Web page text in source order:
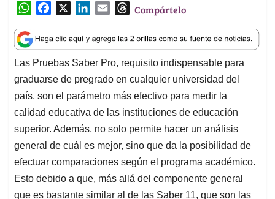
W
a
t
s
A
p
p
c
e
b
o
o
k
n
k
e
d
I
n
a
i
l
T
r
e
a
d
s
Compártelo
Las Pruebas Saber Pro, requisito indispensable para
graduarse de pregrado en cualquier universidad del
país, son el parámetro más efectivo para medir la
calidad educativa de las instituciones de educación
superior. Además, no solo permite hacer un análisis
general de cuál es mejor, sino que da la posibilidad de
efectuar comparaciones según el programa académico.
Esto debido a que, más allá del componente general
que es bastante similar al de las Saber 11, que son las